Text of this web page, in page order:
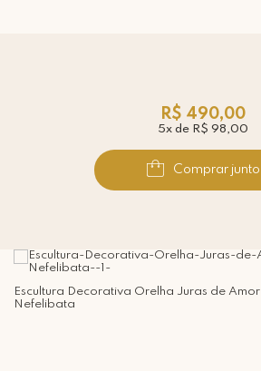
R$ 490,00
5x de R$ 98,00
Comprar junto
Escultura Decorativa Orelha Juras de Amor
Nefelibata